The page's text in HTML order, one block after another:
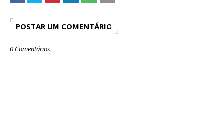
POSTAR UM COMENTÁRIO
0 Comentários